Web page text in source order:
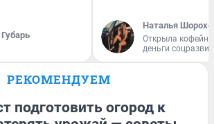
Наталья
Открыла
деньги
РЕКОМЕНДУЕМ
подготовить огород к